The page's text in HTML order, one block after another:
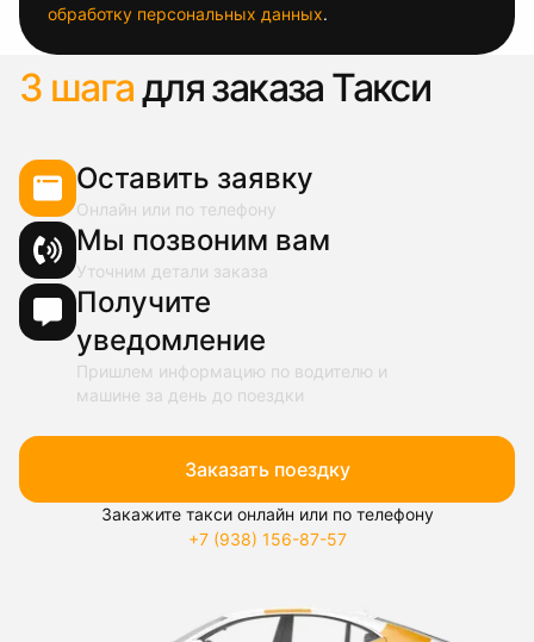
обработку персональных данных.
3 шагадля заказа Такси
Оставить заявку
Онлайн или по телефону
Мы позвоним вам
Уточним детали заказа
Получите
уведомление
Пришлем информацию по водителю и
машине за день до поездки
Заказать поездку
Закажите такси онлайн или по телефону
+7 (938) 156-87-57